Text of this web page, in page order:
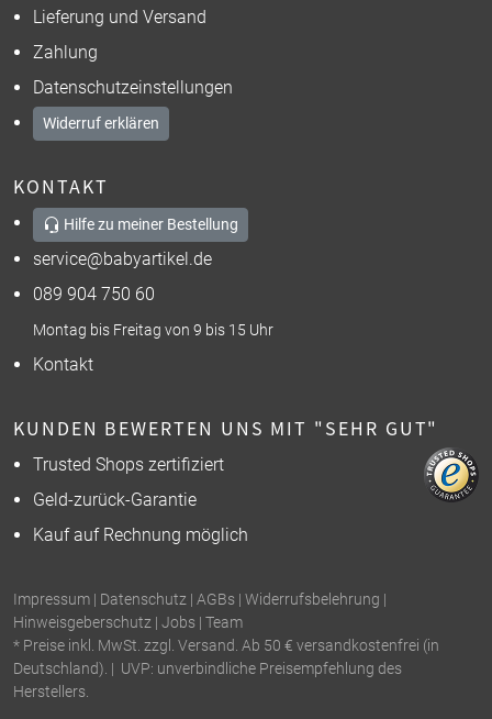
Lieferung und Versand
Zahlung
Datenschutzeinstellungen
Widerruf erklären
KONTAKT
Hilfe zu meiner Bestellung
service@babyartikel.de
089 904 750 60
Montag bis Freitag von 9 bis 15 Uhr
Kontakt
KUNDEN BEWERTEN UNS MIT "SEHR GUT"
Trusted Shops zertifiziert
Geld-zurück-Garantie
Kauf auf Rechnung möglich
Impressum | Datenschutz | AGBs | Widerrufsbelehrung |
Hinweisgeberschutz | Jobs | Team
* Preise inkl. MwSt. zzgl. Versand. Ab 50 € versandkostenfrei (in
Deutschland). | UVP: unverbindliche Preisempfehlung des
Herstellers.